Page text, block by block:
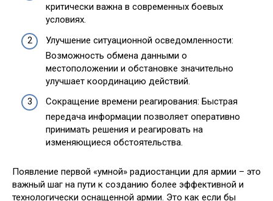
критически важна в современных боевых
условиях.
Улучшение ситуационной осведомленности:
Возможность обмена данными о
местоположении и обстановке значительно
улучшает координацию действий.
Сокращение времени реагирования: Быстрая
передача информации позволяет оперативно
принимать решения и реагировать на
изменяющиеся обстоятельства.
Появление первой «умной» радиостанции для армии – это
важный шаг на пути к созданию более эффективной и
технологически оснащенной армии. Это как если бы